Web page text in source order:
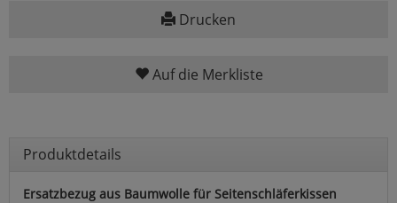
Drucken
Auf die Merkliste
Produktdetails
Ersatzbezug aus Baumwolle für Seitenschläferkissen